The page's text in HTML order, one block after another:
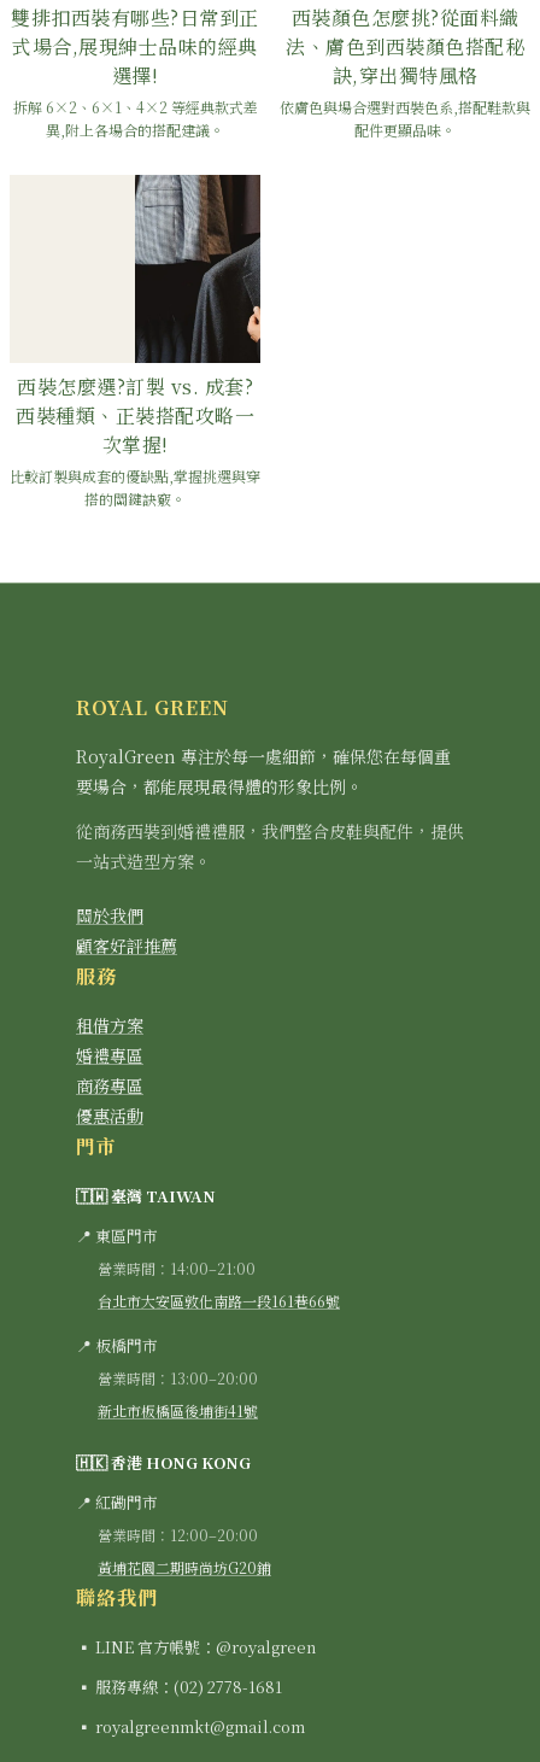
雙排扣西裝有哪些?日常到正
式場合,展現紳士品味的經典
選擇!
拆解 6×2、6×1、4×2 等經典款式差
異,附上各場合的搭配建議。
西裝顏色怎麼挑?從面料織
法、膚色到西裝顏色搭配秘
訣,穿出獨特風格
依膚色與場合選對西裝色系,搭配鞋款與
配件更顯品味。
西裝怎麼選?訂製 vs. 成套?
西裝種類、正裝搭配攻略一
次掌握!
比較訂製與成套的優缺點,掌握挑選與穿
搭的關鍵訣竅。
ROYAL GREEN
RoyalGreen 專注於每一處細節，確保您在每個重
要場合，都能展現最得體的形象比例。
從商務西裝到婚禮禮服，我們整合皮鞋與配件，提供
一站式造型方案。
關於我們
顧客好評推薦
服務
租借方案
婚禮專區
商務專區
優惠活動
門市
🇹🇼 臺灣 TAIWAN
📍 東區門市
營業時間：14:00–21:00
台北市大安區敦化南路一段161巷66號
📍 板橋門市
營業時間：13:00–20:00
新北市板橋區後埔街41號
🇭🇰 香港 HONG KONG
📍 紅磡門市
營業時間：12:00–20:00
黃埔花園二期時尚坊G20鋪
聯絡我們
▪ LINE 官方帳號：@royalgreen
▪ 服務專線：(02) 2778-1681
▪ royalgreenmkt@gmail.com